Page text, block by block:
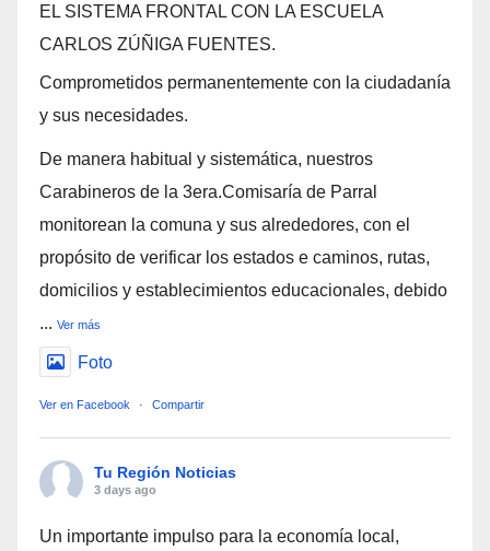
EL SISTEMA FRONTAL CON LA ESCUELA
CARLOS ZÚÑIGA FUENTES.
Comprometidos permanentemente con la ciudadanía
y sus necesidades.
De manera habitual y sistemática, nuestros
Carabineros de la 3era.Comisaría de Parral
monitorean la comuna y sus alrededores, con el
propósito de verificar los estados e caminos, rutas,
domicilios y establecimientos educacionales, debido
... Ver más
Foto
Ver en Facebook · Compartir
Tu Región Noticias
3 days ago
Un importante impulso para la economía local,